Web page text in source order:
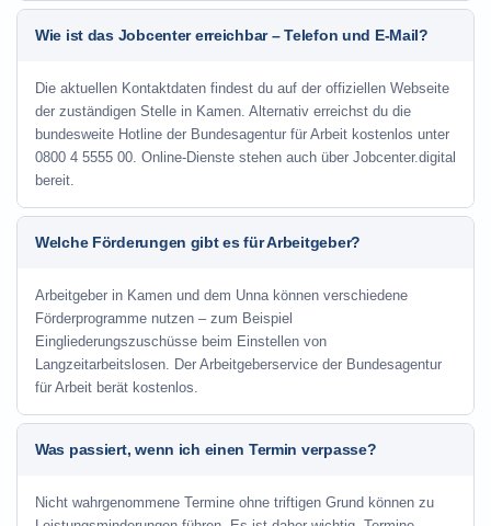
Wie ist das Jobcenter erreichbar – Telefon und E-Mail?
Die aktuellen Kontaktdaten findest du auf der offiziellen Webseite
der zuständigen Stelle in Kamen. Alternativ erreichst du die
bundesweite Hotline der Bundesagentur für Arbeit kostenlos unter
0800 4 5555 00. Online-Dienste stehen auch über Jobcenter.digital
bereit.
Welche Förderungen gibt es für Arbeitgeber?
Arbeitgeber in Kamen und dem Unna können verschiedene
Förderprogramme nutzen – zum Beispiel
Eingliederungszuschüsse beim Einstellen von
Langzeitarbeitslosen. Der Arbeitgeberservice der Bundesagentur
für Arbeit berät kostenlos.
Was passiert, wenn ich einen Termin verpasse?
Nicht wahrgenommene Termine ohne triftigen Grund können zu